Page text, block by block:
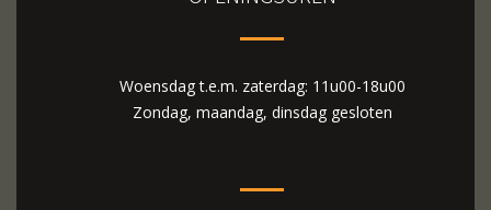
Woensdag t.e.m. zaterdag: 11u00-18u00
Zondag, maandag, dinsdag gesloten